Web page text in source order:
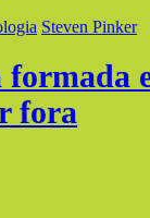
Steven Pinker
formada
fora